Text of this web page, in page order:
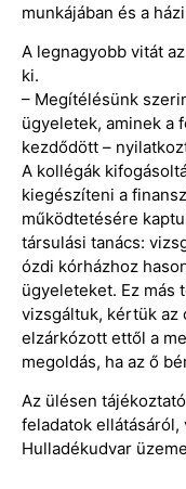
munkájában és a
A legnagyobb vitát
ki.
– Megítélésünk
ügyeletek, aminek a
kezdődött –
A kollégák
kiegészíteni a
működtetésére
társulási tanács:
ózdi kórházhoz
ügyeleteket. Ez más
vizsgáltuk, kértük az
elzárkózott ettől a
megoldás, ha az ő
Az ülésen
feladatok ellátásáról,
Hulladékudvar